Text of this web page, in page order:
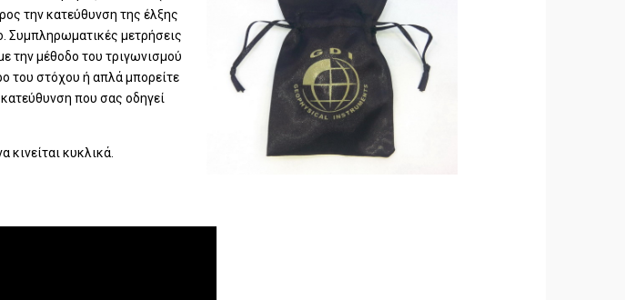
την κατεύθυνση της έλξης
Συμπληρωματικές μετρήσεις
την μέθοδο του τριγωνισμού
του στόχου ή απλά μπορείτε
που σας οδηγεί
κινείται κυκλικά.